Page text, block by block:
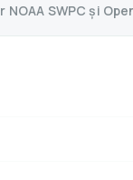
SWPC și